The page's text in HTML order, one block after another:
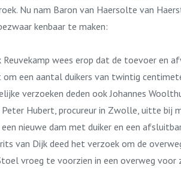
Nu nam Baron van Haersolte van
kenbaar te maken:
Reuvekamp wees erop dat de toevoer en
een aantal duikers van twintig
verzoeken deden ook Johannes
Peter Hubert, procureur in Zwolle, uitte bij
nieuwe dam met duiker en een
van Dijk deed het verzoek om de
vroeg te voorzien in een overweg voor